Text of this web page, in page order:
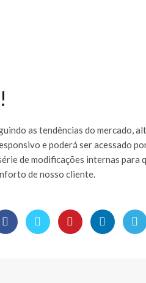
as tendências do mercado,
e poderá ser acessado
de modificações internas para
de nosso cliente.